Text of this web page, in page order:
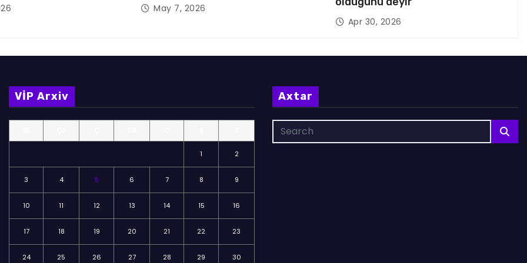
May 7, 2026
Apr 30, 2026
VİP Arxiv
1 2
3 4 5 6 7 8 9
10 11 12 13 14 15 16
17 18 19 20 21 22 23
24 25 26 27 28 29 30
Axtar